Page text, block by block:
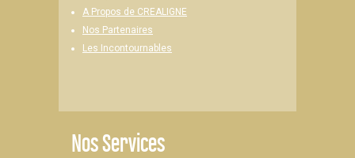
A Propos de CREALIGNE
Nos Partenaires
Les Incontournables
Nos Services